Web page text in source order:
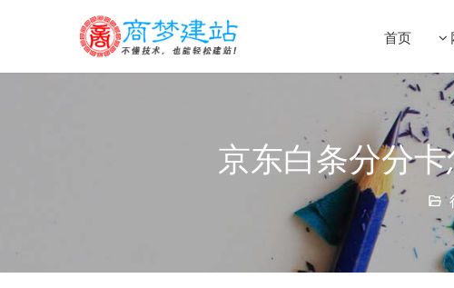
首页
京东白条分分